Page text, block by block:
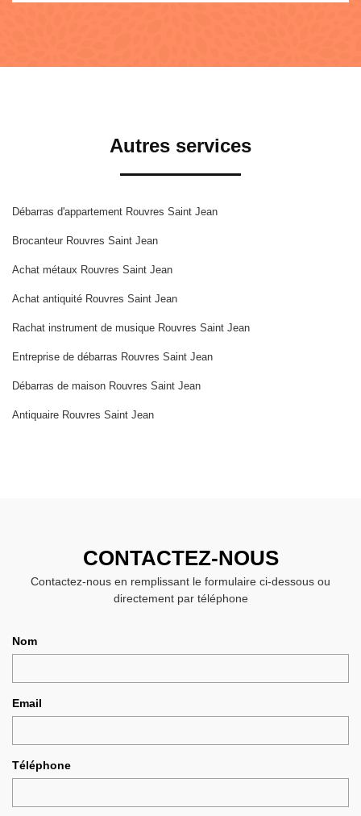
Autres services
Débarras d'appartement Rouvres Saint Jean
Brocanteur Rouvres Saint Jean
Achat métaux Rouvres Saint Jean
Achat antiquité Rouvres Saint Jean
Rachat instrument de musique Rouvres Saint Jean
Entreprise de débarras Rouvres Saint Jean
Débarras de maison Rouvres Saint Jean
Antiquaire Rouvres Saint Jean
CONTACTEZ-NOUS
Contactez-nous en remplissant le formulaire ci-dessous ou
directement par téléphone
Nom
Email
Téléphone